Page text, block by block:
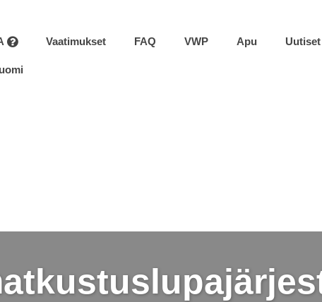
Vaatimukset FAQ VWP Apu Uutiset